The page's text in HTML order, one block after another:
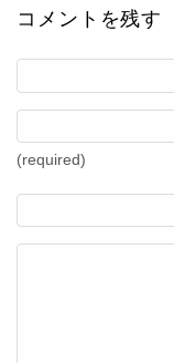
コメントを残す
(required)